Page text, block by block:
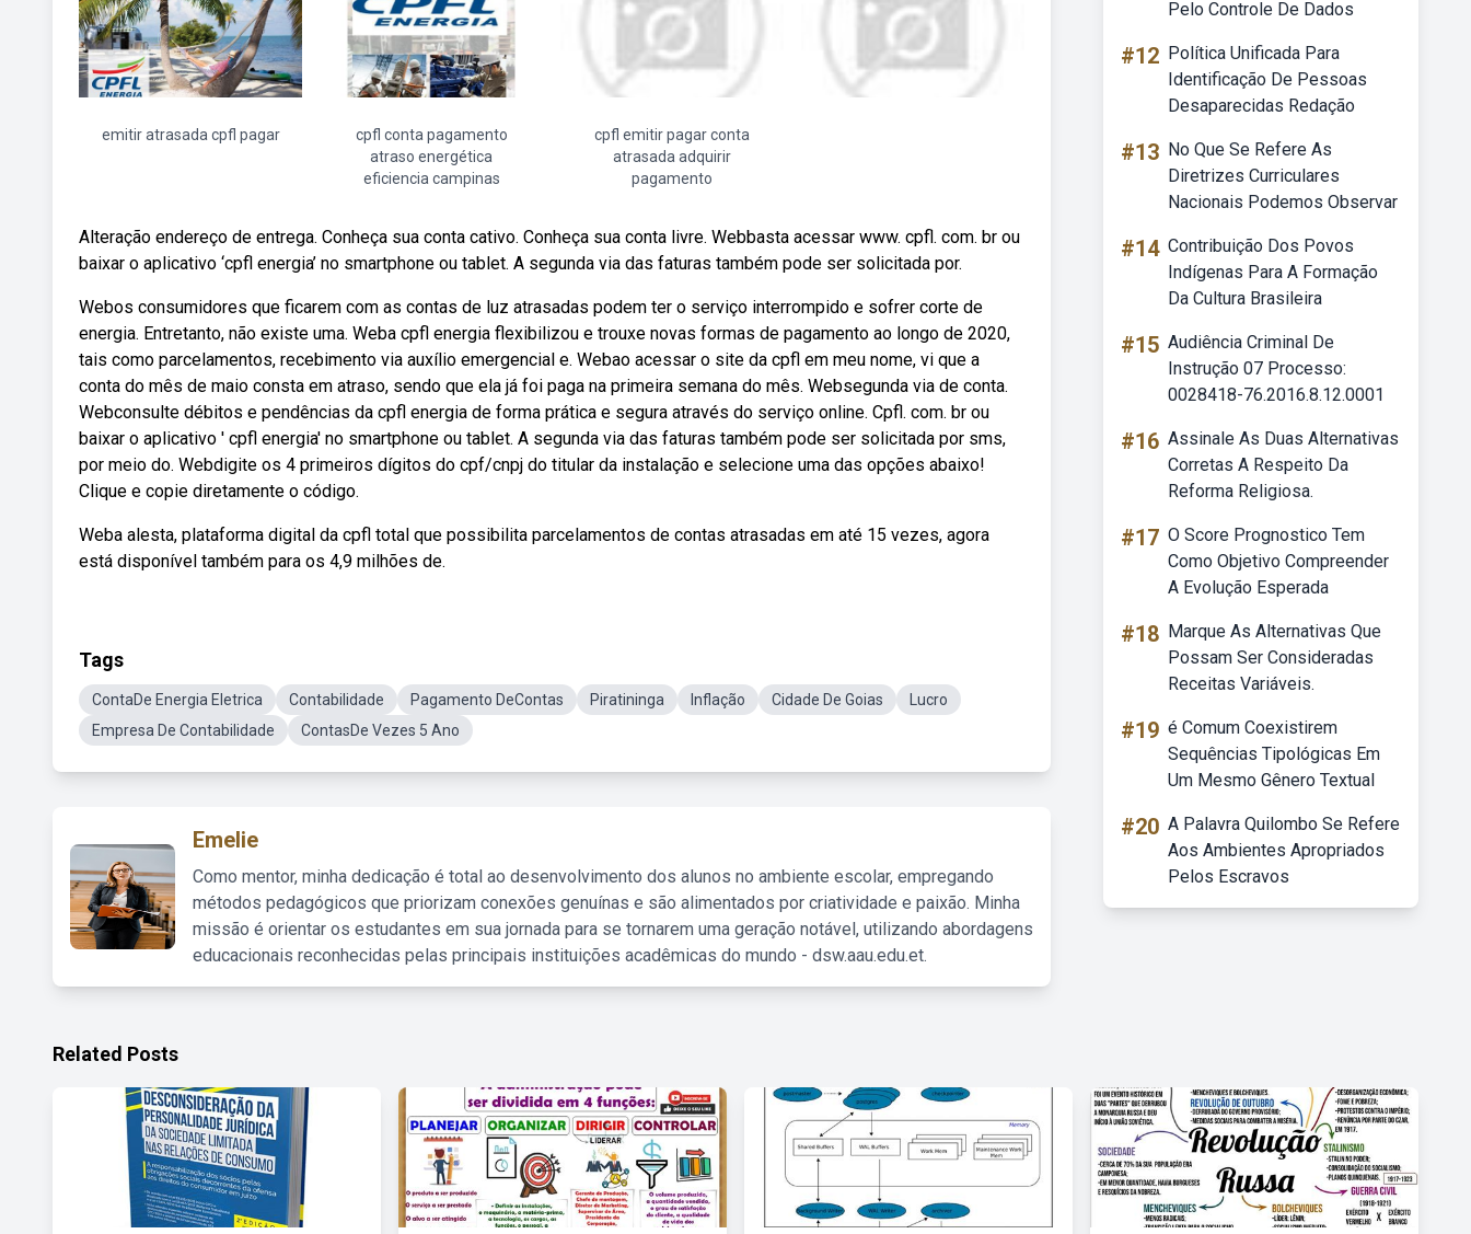
emitir atrasada cpfl pagar
cpfl conta pagamento
atraso energética
eficiencia campinas
cpfl emitir pagar conta
atrasada adquirir
pagamento
Alteração endereço de entrega. Conheça sua conta cativo. Conheça sua conta livre. Webbasta acessar www. cpfl. com. br ou
baixar o aplicativo ‘cpfl energia’ no smartphone ou tablet. A segunda via das faturas também pode ser solicitada por.
Webos consumidores que ficarem com as contas de luz atrasadas podem ter o serviço interrompido e sofrer corte de
energia. Entretanto, não existe uma. Weba cpfl energia flexibilizou e trouxe novas formas de pagamento ao longo de 2020,
tais como parcelamentos, recebimento via auxílio emergencial e. Webao acessar o site da cpfl em meu nome, vi que a
conta do mês de maio consta em atraso, sendo que ela já foi paga na primeira semana do mês. Websegunda via de conta.
Webconsulte débitos e pendências da cpfl energia de forma prática e segura através do serviço online. Cpfl. com. br ou
baixar o aplicativo ' cpfl energia' no smartphone ou tablet. A segunda via das faturas também pode ser solicitada por sms,
por meio do. Webdigite os 4 primeiros dígitos do cpf/cnpj do titular da instalação e selecione uma das opções abaixo!
Clique e copie diretamente o código.
Weba alesta, plataforma digital da cpfl total que possibilita parcelamentos de contas atrasadas em até 15 vezes, agora
está disponível também para os 4,9 milhões de.
Tags
ContaDe Energia Eletrica Contabilidade Pagamento DeContas Piratininga Inflação Cidade De Goias
Lucro
Empresa De Contabilidade
ContasDe Vezes 5 Ano
Emelie
Como mentor, minha dedicação é total ao desenvolvimento dos alunos no ambiente escolar, empregando
métodos pedagógicos que priorizam conexões genuínas e são alimentados por criatividade e paixão. Minha
missão é orientar os estudantes em sua jornada para se tornarem uma geração notável, utilizando abordagens
educacionais reconhecidas pelas principais instituições acadêmicas do mundo - dsw.aau.edu.et.
Pelo Controle De Dados
#12 Política Unificada Para
Identificação De Pessoas
Desaparecidas Redação
#13 No Que Se Refere As
Diretrizes Curriculares
Nacionais Podemos Observar
#14 Contribuição Dos Povos
Indígenas Para A Formação
Da Cultura Brasileira
#15 Audiência Criminal De
Instrução 07 Processo:
0028418-76.2016.8.12.0001
#16 Assinale As Duas Alternativas
Corretas A Respeito Da
Reforma Religiosa.
#17 O Score Prognostico Tem
Como Objetivo Compreender
A Evolução Esperada
#18 Marque As Alternativas Que
Possam Ser Consideradas
Receitas Variáveis.
#19 é Comum Coexistirem
Sequências Tipológicas Em
Um Mesmo Gênero Textual
#20 A Palavra Quilombo Se Refere
Aos Ambientes Apropriados
Pelos Escravos
Related Posts